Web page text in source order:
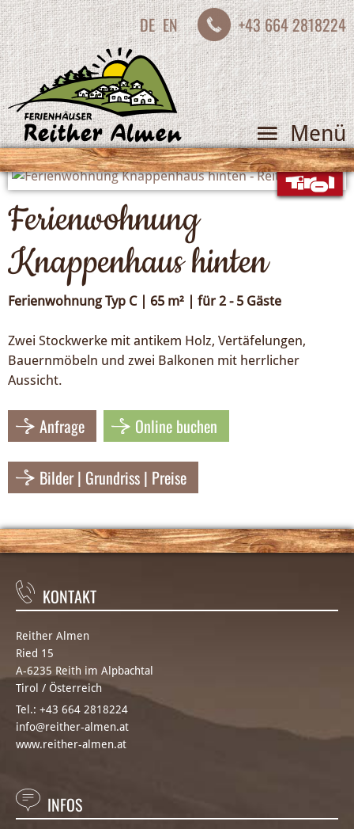
DE EN +43 664 2818224
Menü
Ferienwohnung
Knappenhaus hinten
Ferienwohnung Typ C | 65 m² | für 2 - 5 Gäste
Zwei Stockwerke mit antikem Holz, Vertäfelungen,
Bauernmöbeln und zwei Balkonen mit herrlicher
Aussicht.
Anfrage Online buchen
Bilder | Grundriss | Preise
KONTAKT
Reither Almen
Ried 15
A-6235 Reith im Alpbachtal
Tirol / Österreich
Tel.: +43 664 2818224
info@reither-almen.at
www.reither-almen.at
INFOS